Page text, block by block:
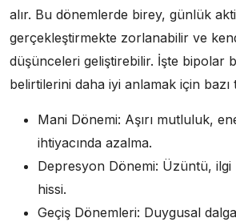
alır. Bu dönemlerde birey, günlük
gerçekleştirmekte zorlanabilir ve
düşünceleri geliştirebilir. İşte bipolar
belirtilerini daha iyi anlamak için
Mani Dönemi: Aşırı mutluluk,
ihtiyacında azalma.
Depresyon Dönemi: Üzüntü,
hissi.
Geçiş Dönemleri: Duygusal